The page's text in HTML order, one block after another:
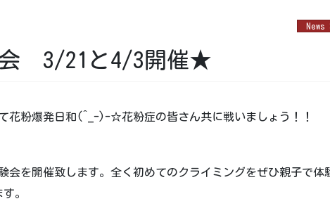
会 3/21と4/3開催★
花粉爆発日和(^_-)-☆花粉症の皆さん共に戦いましょう！！
会を開催致します。全く初めてのクライミングをぜひ親子で体
。